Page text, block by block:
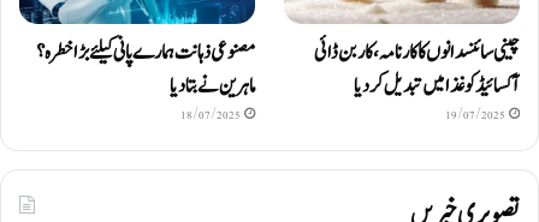
چینی سائنسدانوں کا کارنامہ، کاربن ڈائی
آکسائیڈ کو غذا میں تبدیل کردیا
19/07/2025
مصنوعی ذہانت ہمارے پانی کیلئے بڑا خطرہ؟
ماہرین نے بتا دیا
18/07/2025